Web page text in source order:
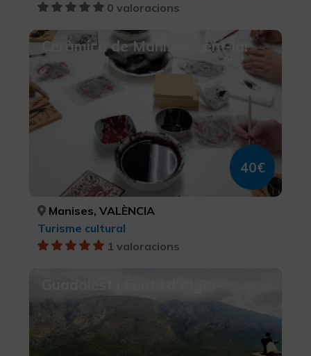
0 valoracions
Ceràmica de Manises, sent-la!
40€
Manises, VALÈNCIA
Turisme cultural
1 valoracions